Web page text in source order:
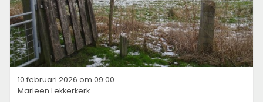
10 februari 2026 om 09:00
Marleen Lekkerkerk